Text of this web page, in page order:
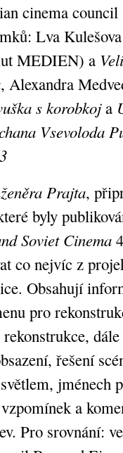
cinema
Lva
MEDIEN) a
, Alexandra
s korobkoja
Vsevoloda
Prajta,
byly
Soviet Cinema
co nejvíc z
Obsahují
pro
řešení
jménech
a
Pro srovnání: